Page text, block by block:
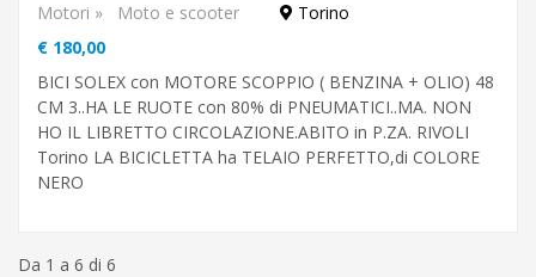
Motori » Moto e scooter
Torino
€ 180,00
BICI SOLEX con MOTORE SCOPPIO ( BENZINA + OLIO) 48
CM 3..HA LE RUOTE con 80% di PNEUMATICI..MA. NON
HO IL LIBRETTO CIRCOLAZIONE.ABITO in P.ZA. RIVOLI
Torino LA BICICLETTA ha TELAIO PERFETTO,di COLORE
NERO
Da 1 a 6 di 6